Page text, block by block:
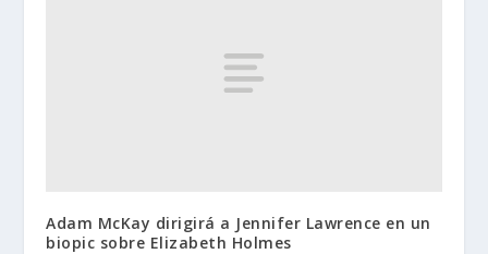
Adam McKay dirigirá a Jennifer Lawrence en un
biopic sobre Elizabeth Holmes